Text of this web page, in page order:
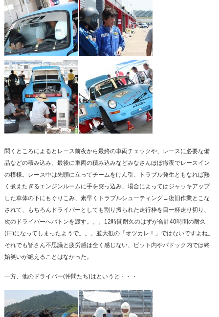
聞くところによるとレース前夜から最終の車両チェックや、レースに必要な備
品などの積み込み、最後に車両の積み込みなどみなさんほぼ徹夜でレースイン
の模様。レース中は先頭に立ってチームをけん引、トラブル発生ともなれば熱
く煮えたぎるエンジンルームに手を突っ込み、場合によってはジャッキアップ
した車体の下にもぐりこみ、素早くトラブルシューティング→復旧作業とこな
されて、もちろんドライバーとしても割り振られた走行枠を目一杯走り切り、
次のドライバーへバトンを渡す。。。12時間耐久のはずが合計40時間の耐久
(汗)になってしまったようで。。。並大抵の「オツカレ！」ではないですよね。
それでも皆さん不思議と疲労感は全く感じない、ピット内やパドック内では終
始笑いが絶えることはなかった。
一方、他のドライバー(仲間たち)はというと・・・